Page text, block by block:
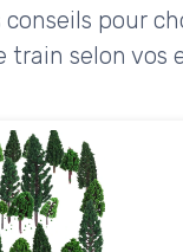
pour
train selon vos